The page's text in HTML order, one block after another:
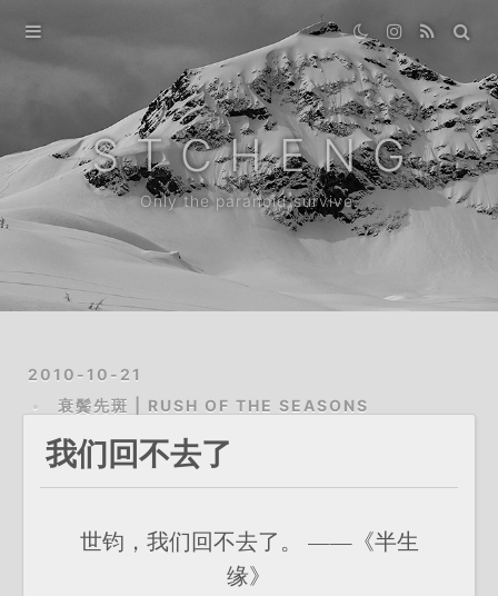
Home
Destination
About
S T C H E N G
Only the paranoid survive.
2010-10-21
衰鬓先斑 | RUSH OF THE SEASONS
我们回不去了
世钧，我们回不去了。 ——《半生
缘》